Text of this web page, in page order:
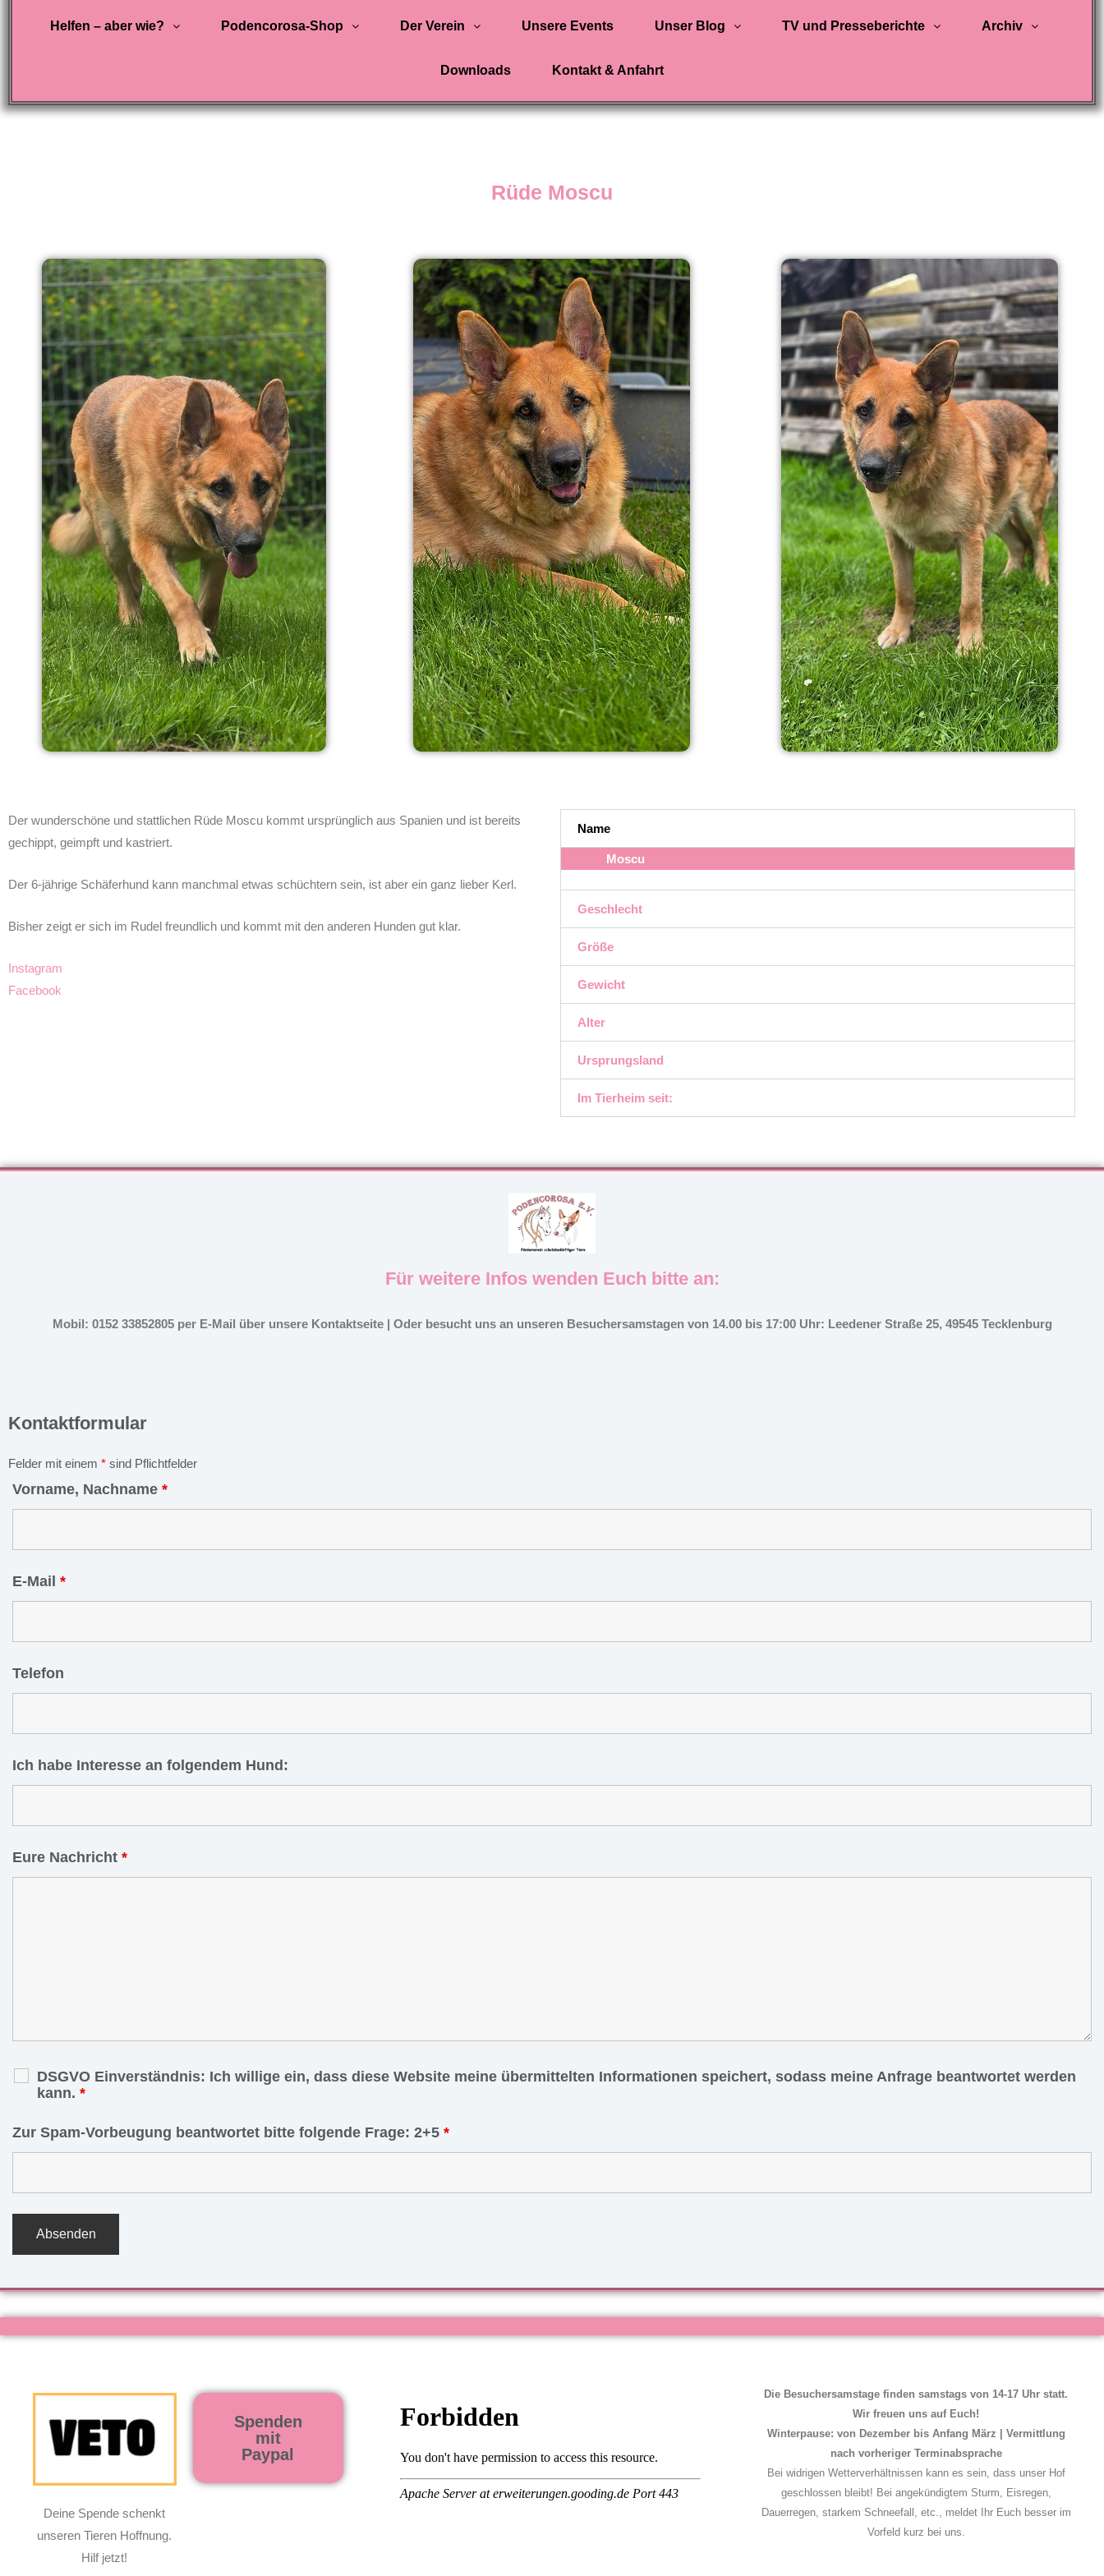
Helfen – aber wie? Podencorosa-Shop Der Verein Unsere Events Unser Blog TV und Presseberichte Archiv
Downloads Kontakt & Anfahrt
Rüde Moscu
Der wunderschöne und stattlichen Rüde Moscu kommt ursprünglich aus Spanien und ist bereits
gechippt, geimpft und kastriert.
Der 6-jährige Schäferhund kann manchmal etwas schüchtern sein, ist aber ein ganz lieber Kerl.
Bisher zeigt er sich im Rudel freundlich und kommt mit den anderen Hunden gut klar.
Instagram
Facebook
Name
Moscu
Geschlecht
Größe
Gewicht
Alter
Ursprungsland
Im Tierheim seit:
Für weitere Infos wenden Euch bitte an:
Mobil: 0152 33852805 per E-Mail über unsere Kontaktseite | Oder besucht uns an unseren Besuchersamstagen von 14.00 bis 17:00 Uhr: Leedener Straße 25, 49545 Tecklenburg
Kontaktformular
Felder mit einem * sind Pflichtfelder
Vorname, Nachname *
E-Mail *
Telefon
Ich habe Interesse an folgendem Hund:
Eure Nachricht *
DSGVO Einverständnis: Ich willige ein, dass diese Website meine übermittelten Informationen speichert, sodass meine Anfrage beantwortet werden
kann. *
Zur Spam-Vorbeugung beantwortet bitte folgende Frage: 2+5 *
Deine Spende schenkt
unseren Tieren Hoffnung.
Hilf jetzt!
Spenden
mit
Paypal
Die Besuchersamstage finden samstags von 14-17 Uhr statt.
Wir freuen uns auf Euch!
Winterpause: von Dezember bis Anfang März | Vermittlung
nach vorheriger Terminabsprache
Bei widrigen Wetterverhältnissen kann es sein, dass unser Hof
geschlossen bleibt! Bei angekündigtem Sturm, Eisregen,
Dauerregen, starkem Schneefall, etc., meldet Ihr Euch besser im
Vorfeld kurz bei uns.